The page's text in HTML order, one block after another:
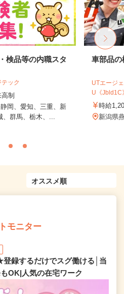
検品等の内職スタ
ック
制
岡、愛知、三重、新
群馬、栃木、...
車部品の
UTエージ
U《Jbld1C
時給
新潟県
モニター
登録するだけでスグ働ける│当
OK|人気の在宅ワーク